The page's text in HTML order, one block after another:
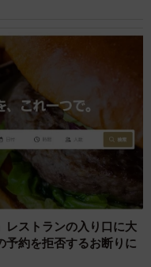
レストランの入り口に大
約を拒否するお断りに